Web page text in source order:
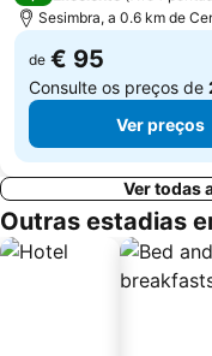
Sesimbra, a 0.6 km de
de € 95
Consulte os preços de
Ver preços
Ver todas
Outras estadias